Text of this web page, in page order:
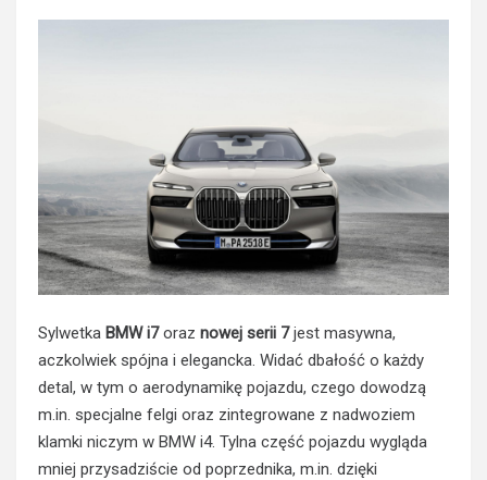
Sylwetka BMW i7oraz nowej serii 7jest masywna,
aczkolwiek spójna i elegancka. Widać dbałość o każdy
detal, w tym o aerodynamikę pojazdu, czego dowodzą
m.in. specjalne felgi oraz zintegrowane z nadwoziem
klamki niczym w BMW i4. Tylna część pojazdu wygląda
mniej przysadziście od poprzednika, m.in. dzięki